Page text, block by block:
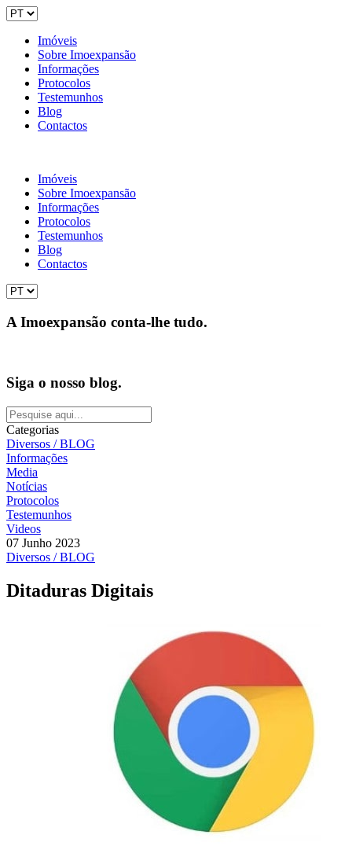
Imóveis
Sobre Imoexpansão
Informações
Protocolos
Testemunhos
Blog
Contactos
Imóveis
Sobre Imoexpansão
Informações
Protocolos
Testemunhos
Blog
Contactos
A Imoexpansão conta-lhe tudo.
Siga o nosso blog.
Categorias
Diversos / BLOG
Informações
Media
Notícias
Protocolos
Testemunhos
Videos
07 Junho 2023
Diversos / BLOG
Ditaduras Digitais